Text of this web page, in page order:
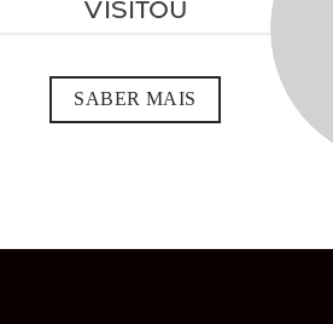
VISITOU
SABER MAIS